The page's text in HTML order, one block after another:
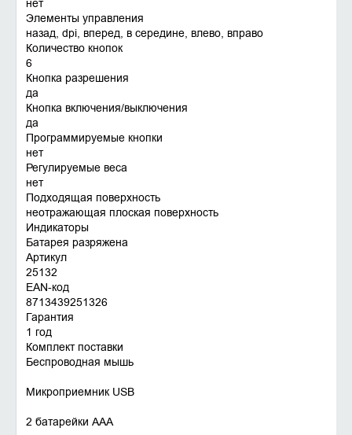
нет
Элементы управления
назад, dpi, вперед, в середине, влево, вправо
Количество кнопок
6
Кнопка разрешения
да
Кнопка включения/выключения
да
Программируемые кнопки
нет
Регулируемые веса
нет
Подходящая поверхность
неотражающая плоская поверхность
Индикаторы
Батарея разряжена
Артикул
25132
EAN-код
8713439251326
Гарантия
1 год
Комплект поставки
Беспроводная мышь
Микроприемник USB
2 батарейки AAA